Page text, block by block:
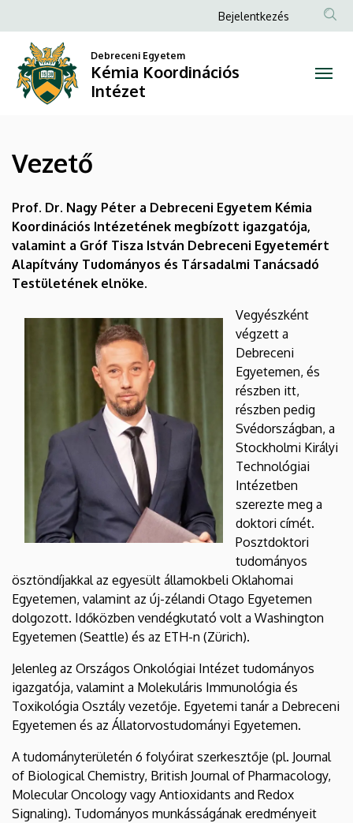
Kémia
Koordinációs
a
tartalomra
Anonim
fiók
menüje
Bejelentkezés
Debreceni Egyetem
Kémia Koordinációs
Intézet
Vezető
Prof. Dr. Nagy Péter a Debreceni Egyetem Kémia
Koordinációs Intézetének megbízott igazgatója,
valamint a Gróf Tisza István Debreceni Egyetemért
Alapítvány Tudományos és Társadalmi Tanácsadó
Testületének elnöke.
Vegyészként
végzett a
Debreceni
Egyetemen, és
részben itt,
részben pedig
Svédországban, a
Stockholmi Királyi
Technológiai
Intézetben
szerezte meg a
doktori címét.
Posztdoktori
tudományos
ösztöndíjakkal az egyesült államokbeli Oklahomai
Egyetemen, valamint az új-zélandi Otago Egyetemen
dolgozott. Időközben vendégkutató volt a Washington
Egyetemen (Seattle) és az ETH-n (Zürich).
Jelenleg az Országos Onkológiai Intézet tudományos
igazgatója, valamint a Molekuláris Immunológia és
Toxikológia Osztály vezetője. Egyetemi tanár a Debreceni
Egyetemen és az Állatorvostudományi Egyetemen.
A tudományterületén 6 folyóirat szerkesztője (pl. Journal
of Biological Chemistry, British Journal of Pharmacology,
Molecular Oncology vagy Antioxidants and Redox
Signaling). Tudományos munkásságának eredményeit